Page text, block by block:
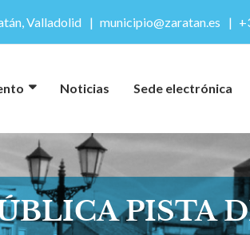
Valladolid municipio@zaratan.es
Noticias Sede electrónica
PISTA